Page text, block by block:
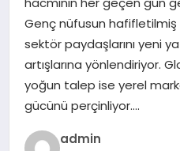
Genç nüfusun
sektör paydaşlarını yeni
artışlarına yönlendiriyor.
yoğun talep ise yerel
gücünü perçinliyor….
admin